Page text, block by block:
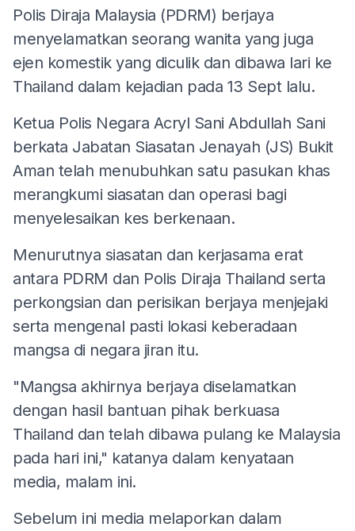
Polis Diraja Malaysia (PDRM) berjaya
menyelamatkan seorang wanita yang juga
ejen komestik yang diculik dan dibawa lari ke
Thailand dalam kejadian pada 13 Sept lalu.
Ketua Polis Negara Acryl Sani Abdullah Sani
berkata Jabatan Siasatan Jenayah (JS) Bukit
Aman telah menubuhkan satu pasukan khas
merangkumi siasatan dan operasi bagi
menyelesaikan kes berkenaan.
Menurutnya siasatan dan kerjasama erat
antara PDRM dan Polis Diraja Thailand serta
perkongsian dan perisikan berjaya menjejaki
serta mengenal pasti lokasi keberadaan
mangsa di negara jiran itu.
"Mangsa akhirnya berjaya diselamatkan
dengan hasil bantuan pihak berkuasa
Thailand dan telah dibawa pulang ke Malaysia
pada hari ini," katanya dalam kenyataan
media, malam ini.
Sebelum ini media melaporkan dalam